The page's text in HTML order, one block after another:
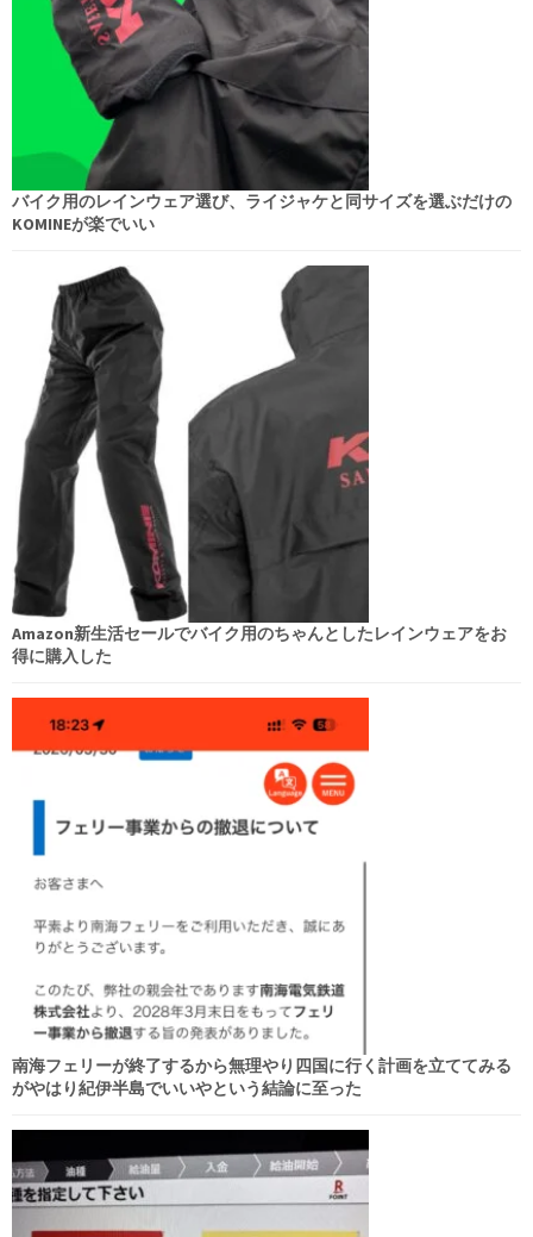
バイク用のレインウェア選び、ライジャケと同サイズを選ぶだけの
KOMINEが楽でいい
Amazon新生活セールでバイク用のちゃんとしたレインウェアをお
得に購入した
南海フェリーが終了するから無理やり四国に行く計画を立ててみる
がやはり紀伊半島でいいやという結論に至った